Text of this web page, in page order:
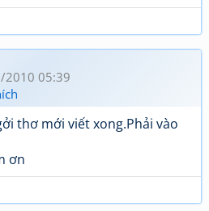
2010 05:39
thơ mới viết xong.Phải vào
ơn